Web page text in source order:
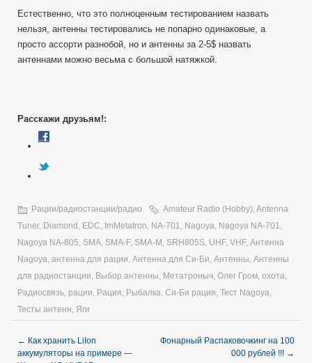
Естественно, что это полноценным тестированием назвать
нельзя, антенны тестировались не попарно одинаковые, а
просто ассорти разнобой, но и антенны за 2-5$ назвать
антеннами можно весьма с большой натяжкой.
Расскажи друзьям!:
Рации/радиостанции/радио Amateur Radio (Hobby) Antenna
Tuner, Diamond EDC ImMetatron NA-701 Nagoya Nagoya NA-701
Nagoya NA-805 SMA SMA-F, SMA-M SRH805S UHF, VHF, Антенна
Nagoya антенна для рации Антенна для Си-Би Антенны Антенны
для радиостанции Выбор антенны Метатроныч Олег Гром охота
Радиосвязь рации Рация Рыбалка Си-Би рация Тест Nagoya
Тесты антенн Яги
← Как хранить LiIon
аккумуляторы на примере —
Фонарный Распаковочкинг на 100
000 рублей !!! →